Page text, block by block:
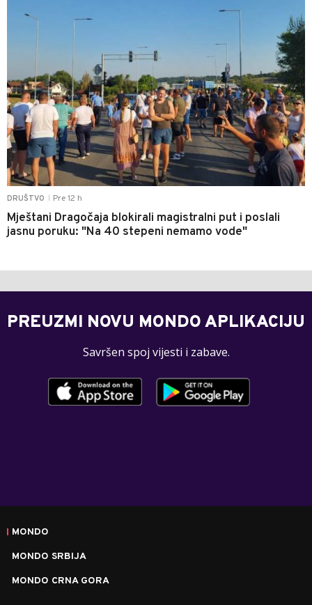
DRUŠTVO Pre 12 h
Mještani Dragočaja blokirali magistralni put i poslali
jasnu poruku: "Na 40 stepeni nemamo vode"
PREUZMI NOVU MONDO APLIKACIJU
Savršen spoj vijesti i zabave.
MONDO
MONDO SRBIJA
MONDO CRNA GORA